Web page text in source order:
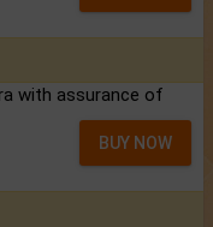
with assurance of
BUY NOW